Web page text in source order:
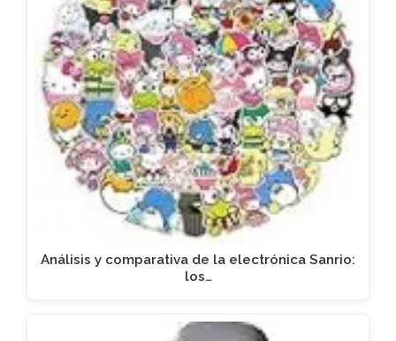
Análisis y comparativa de la electrónica Sanrio:
los…